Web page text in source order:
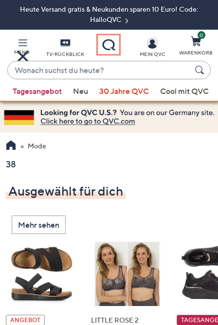
ZumHeute Versand gratis & Neukunden sparen 10 Euro! Code:
HalloQVC
MENÜ TV-RÜCKBLICK
Wonach
suchst
du
heute?
Vorschläge
verfügbar
sind,
verwenden
Sie
Pfeiltasten
oben
und
nach
unten
oder
wischen
Sie
Touch-
Geräten
links
MEIN QVC
0
WARENKORB
Tagesangebot Neu 30 Jahre QVC Cool mit QVC
Mode
38
Ausgewählt für dich
Mehr sehen
ANGEBOT
LITTLE ROSE 2